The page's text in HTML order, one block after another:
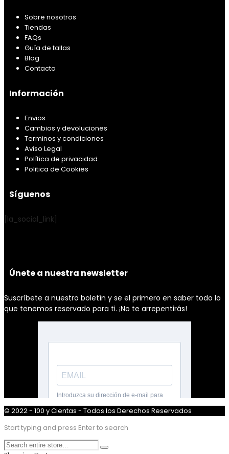
Sobre nosotros
Tiendas
FAQs
Guía de tallas
Blog
Contacto
Información
Envios
Cambios y devoluciones
Terminos y condiciones
Aviso Legal
Política de privacidad
Politica de Cookies
Síguenos
[la_social_link]
Únete a nuestra newsletter
Suscríbete a nuestro boletín y se el primero en saber todo lo
que tenemos reservado para ti. ¡No te arrepentirás!
© 2022 - 100 y Cientas - Todos los Derechos Reservados
Start typing and press Enter to search